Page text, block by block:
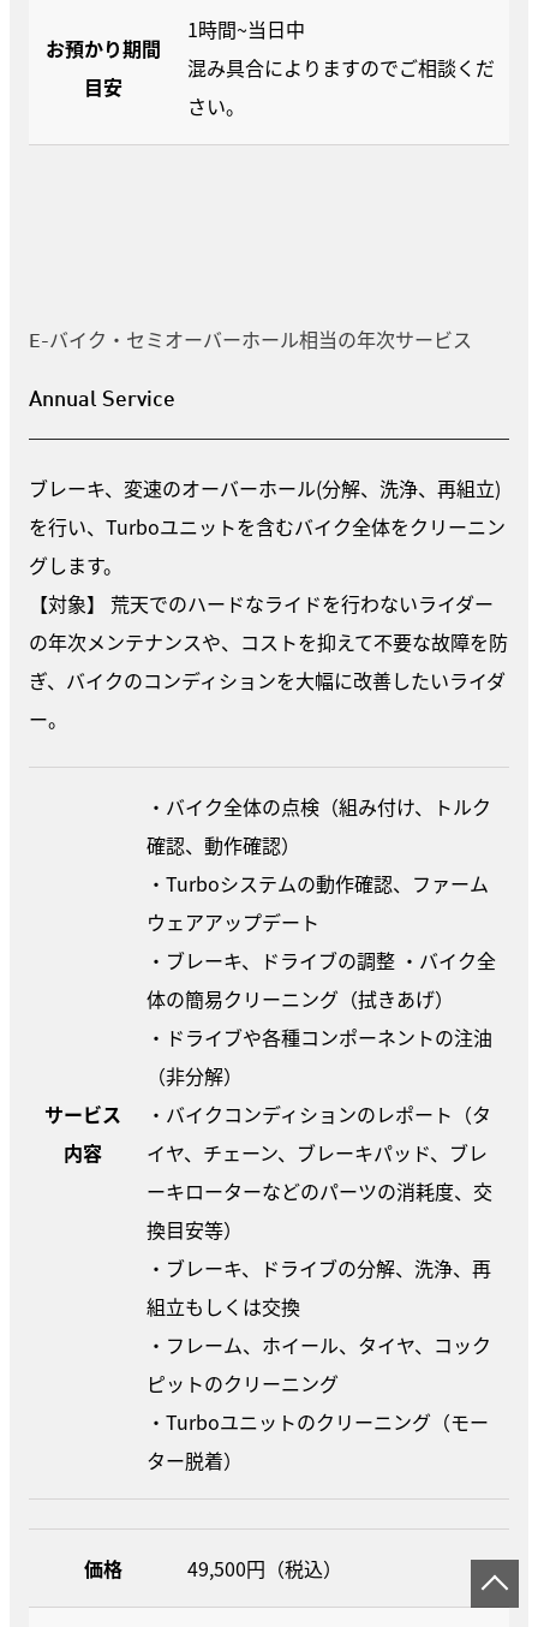
お預かり期間
目安
1時間~当日中
混み具合によりますのでご相談くだ
さい。
E-バイク・セミオーバーホール相当の年次サービス
Annual Service
ブレーキ、変速のオーバーホール(分解、洗浄、再組立)
を行い、Turboユニットを含むバイク全体をクリーニン
グします。
【対象】 荒天でのハードなライドを行わないライダー
の年次メンテナンスや、コストを抑えて不要な故障を防
ぎ、バイクのコンディションを大幅に改善したいライダ
ー。
サービス
内容
・バイク全体の点検（組み付け、トルク
確認、動作確認）
・Turboシステムの動作確認、ファーム
ウェアアップデート
・ブレーキ、ドライブの調整 ・バイク全
体の簡易クリーニング（拭きあげ）
・ドライブや各種コンポーネントの注油
（非分解）
・バイクコンディションのレポート（タ
イヤ、チェーン、ブレーキパッド、ブレ
ーキローターなどのパーツの消耗度、交
換目安等）
・ブレーキ、ドライブの分解、洗浄、再
組立もしくは交換
・フレーム、ホイール、タイヤ、コック
ピットのクリーニング
・Turboユニットのクリーニング（モー
ター脱着）
価格 49,500円（税込）